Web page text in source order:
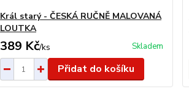
Král starý - ČESKÁ RUČNĚ MALOVANÁ
LOUTKA
389 Kč/ks Skladem
Přidat do košíku